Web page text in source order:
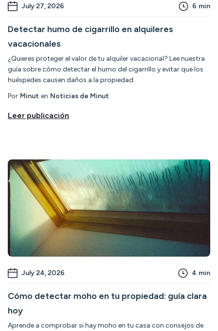
July 27, 2026 6 min
Detectar humo de cigarrillo en alquileres
vacacionales
¿Quieres proteger el valor de tu alquiler vacacional? Lee nuestra
guía sobre cómo detectar el humo del cigarrillo y evitar que los
huéspedes causen daños a la propiedad.
Por Minut en Noticias de Minut
Leer publicación
July 24, 2026 4 min
Cómo detectar moho en tu propiedad: guía clara
hoy
Aprende a comprobar si hay moho en tu casa con consejos de